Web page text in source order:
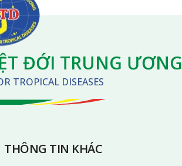
ĐỚI TRUNG ƯƠNG
TROPICAL DISEASES
THÔNG TIN KHÁC